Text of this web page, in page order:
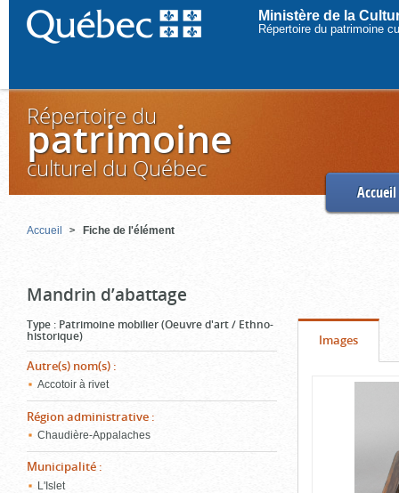
Ministère de la
Répertoire du patrimoine
Répertoire du
patrimoine
culturel du Québec
Accueil
Accueil Fiche de l'élément
Mandrin d’abattage
Type : Patrimoine mobilier (Oeuvre d'art / Ethno-
historique)
Autre(s) nom(s) :
Accotoir à rivet
Région administrative :
Chaudière-Appalaches
Municipalité :
L'Islet
Onglet
Images(cliquer
pour
Contenu